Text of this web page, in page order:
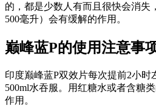
的，都是少数人有而且很快会消失
500毫升）会有缓解的作用。
巅峰蓝P的使用注意事
印度巅峰蓝P双效片每次提前2小时
500ml水吞服。用红糖水或者含糖
作用。